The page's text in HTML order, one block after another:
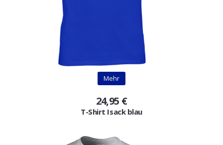
Mehr
24,95 €
T-Shirt Isack blau